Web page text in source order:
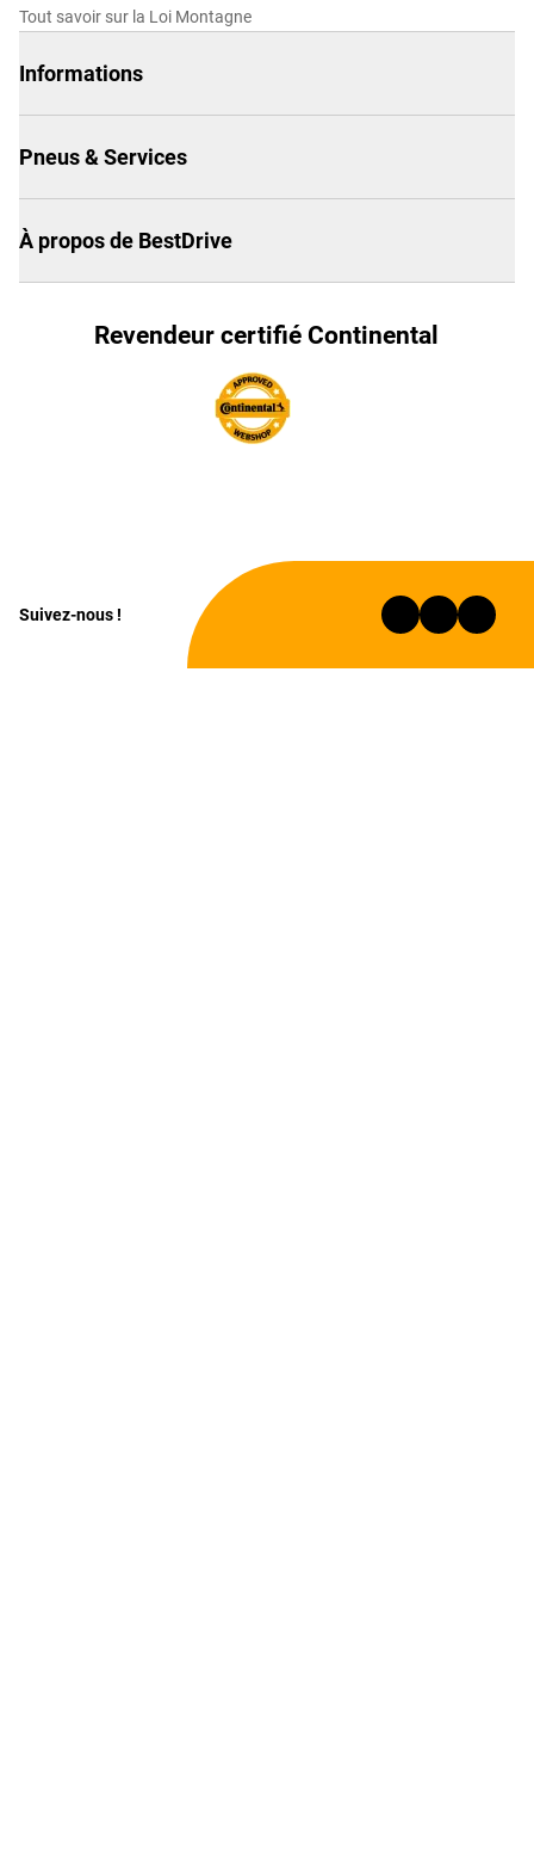
Tout savoir sur la Loi Montagne
Informations
Pneus & Services
À propos de BestDrive
Revendeur certifié Continental
Suivez-nous !